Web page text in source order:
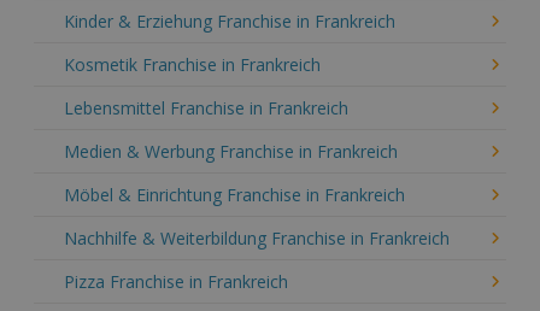
Kinder & Erziehung Franchise in Frankreich
Kosmetik Franchise in Frankreich
Lebensmittel Franchise in Frankreich
Medien & Werbung Franchise in Frankreich
Möbel & Einrichtung Franchise in Frankreich
Nachhilfe & Weiterbildung Franchise in Frankreich
Pizza Franchise in Frankreich